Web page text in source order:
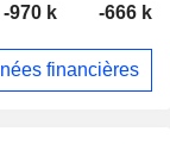
-970 k -666 k
financières